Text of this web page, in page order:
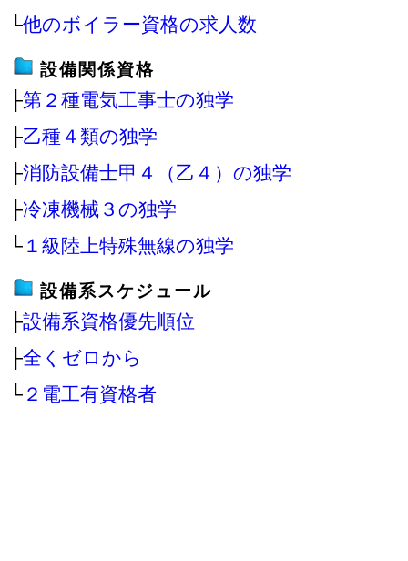
└他のボイラー資格の求人数
設備関係資格
├第２種電気工事士の独学
├乙種４類の独学
├消防設備士甲４（乙４）の独学
├冷凍機械３の独学
└ １級陸上特殊無線の独学
設備系スケジュール
├設備系資格優先順位
├全くゼロから
└ ２電工有資格者